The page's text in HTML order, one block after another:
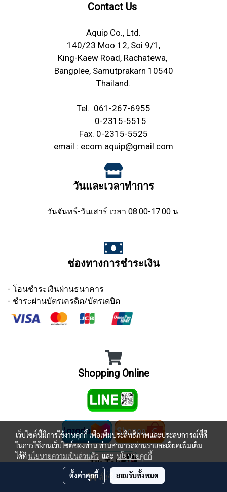
สั่งซื้อสินค้า
Contact Us
Aquip Co., Ltd.
140/23 Moo 12, Soi 9/1,
King-Kaew Road, Rachatewa,
Bangplee, Samutprakarn 10540
Thailand.
Tel. 061-267-6955
0-2315-5515
Fax. 0-2315-5525
email : ecom.aquip@gmail.com
วันและเวลาทำการ
วันจันทร์-วันเสาร์ เวลา 08.00-17.00 น.
ช่องทางการชำระเงิน
- โอนชำระเงินผ่านธนาคาร
- ชำระผ่านบัตรเครดิต/บัตรเดบิต
Shopping Online
เว็บไซต์นี้มีการใช้งานคุกกี้ เพื่อเพิ่มประสิทธิภาพและประสบการณ์ที่ดี
ในการใช้งานเว็บไซต์ของท่าน ท่านสามารถอ่านรายละเอียดเพิ่มเติม
ได้ที่นโยบายความเป็นส่วนตัว และ นโยบายคุกกี้
ตั้งค่าคุกกี้ ยอมรับทั้งหมด